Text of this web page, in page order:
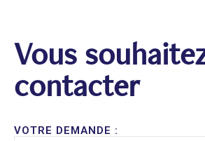
Vous
contacter
VOTRE DEMANDE :